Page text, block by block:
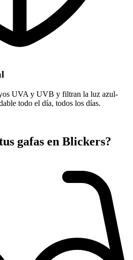
UVA y UVB y filtran la luz azul-
todo el día, todos los días.
gafas en Blickers?